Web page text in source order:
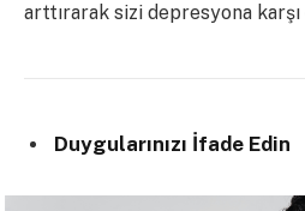
arttırarak sizi depresyona karşı
Duygularınızı İfade Edin